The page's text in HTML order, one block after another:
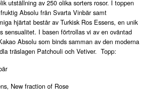
utställning av 250 olika sorters rosor. I toppen
Absolu från Svarta Vinbär samt
hjärtat består av Turkisk Ros Essens, en unik
sensualitet. I basen förtrollas vi av en oväntad
Absolu som binds samman av den moderna
träslagen Patchouli och Vetiver. Topp:
New fraction of Rose